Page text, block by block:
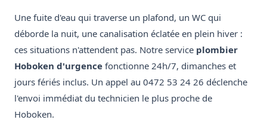
Une fuite d'eau qui traverse un plafond, un WC qui
déborde la nuit, une canalisation éclatée en plein hiver :
ces situations n'attendent pas. Notre service plombier
Hoboken d'urgence fonctionne 24h/7, dimanches et
jours fériés inclus. Un appel au 0472 53 24 26 déclenche
l'envoi immédiat du technicien le plus proche de
Hoboken.